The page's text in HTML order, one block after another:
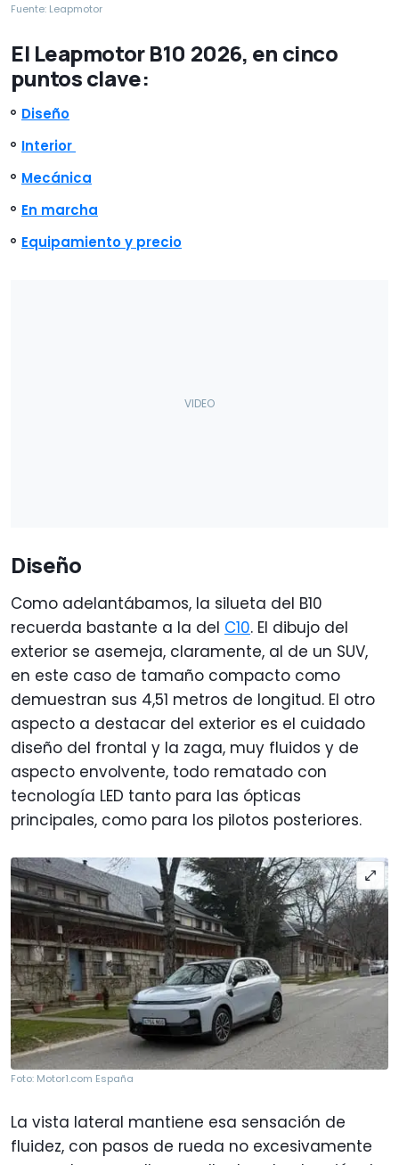
Fuente: Leapmotor
El Leapmotor B10 2026, en cinco
puntos clave:
Diseño
Interior
Mecánica
En marcha
Equipamiento y precio
Diseño
Como adelantábamos, la silueta del B10
recuerda bastante a la del C10. El dibujo del
exterior se asemeja, claramente, al de un SUV,
en este caso de tamaño compacto como
demuestran sus 4,51 metros de longitud. El otro
aspecto a destacar del exterior es el cuidado
diseño del frontal y la zaga, muy fluidos y de
aspecto envolvente, todo rematado con
tecnología LED tanto para las ópticas
principales, como para los pilotos posteriores.
Foto: Motor1.com España
La vista lateral mantiene esa sensación de
fluidez, con pasos de rueda no excesivamente